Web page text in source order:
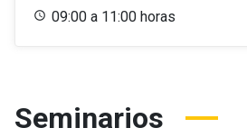
09:00 a 11:00 horas
Seminarios